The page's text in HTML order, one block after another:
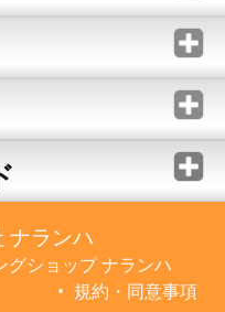
ナランハ
グショップ ナランハ
規約・同意事項